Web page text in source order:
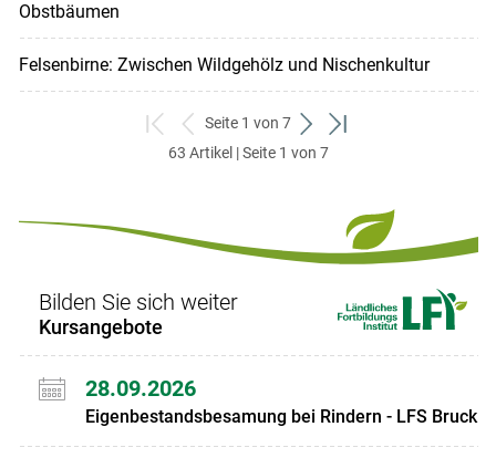
Obstbäumen
Felsenbirne: Zwischen Wildgehölz und Nischenkultur
zum
ersten
zurück
zum
Seite 1 von 7
weiter
zum
zum
63 Artikel | Seite 1 von 7
Bilden Sie sich weiter
Kursangebote
28.09.2026
Eigenbestandsbesamung bei Rindern - LFS Bruck